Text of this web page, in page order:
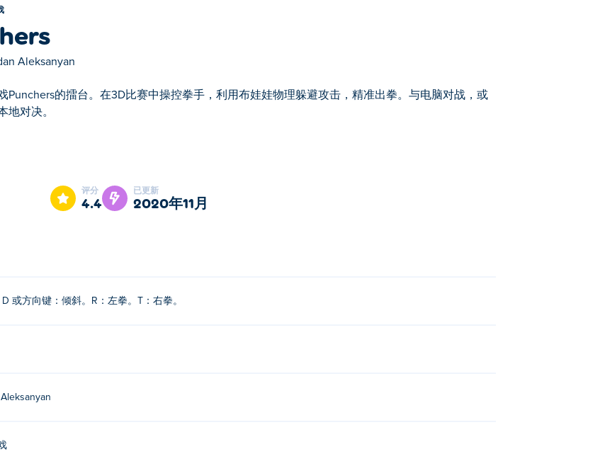
Aleksanyan
Punchers的擂台。在3D比赛中操控拳手，利用布娃娃物理躲避攻击，精准出拳。与电脑对战，或
地对决。
体育游戏之一。
评分
4.4
已更新
2020年11月
D 或方向键：倾斜。R：左拳。T：右拳。